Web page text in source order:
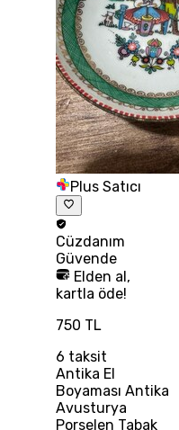
Plus Satıcı
Cüzdanım
Güvende
Elden al,
kartla öde!
750 TL
6 taksit
Antika El
Boyaması Antika
Avusturya
Porselen Tabak